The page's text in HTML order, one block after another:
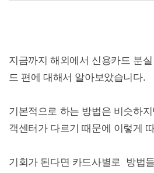
지금까지 해외에서 신용카드 분
드 편에 대해서 알아보았습니다.
기본적으로 하는 방법은 비슷하
객센터가 다르기 때문에 이렇게
기회가 된다면 카드사별로 방법